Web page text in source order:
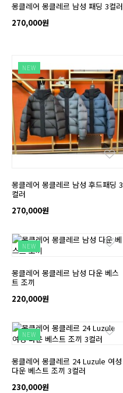
몽클레어 몽클레르 남성 패딩 3컬러
270,000원
NEW
몽클레어 몽클레르 남성 후드패딩 3
컬러
270,000원
NEW
몽클레어 몽클레르 남성 다운 베스
트 조끼
220,000원
NEW
몽클레어 몽클레르 24 Luzule 여성
다운 베스트 조끼 3컬러
230,000원